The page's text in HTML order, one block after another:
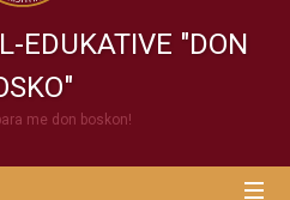
EDUKATIVE "DON
me don boskon!